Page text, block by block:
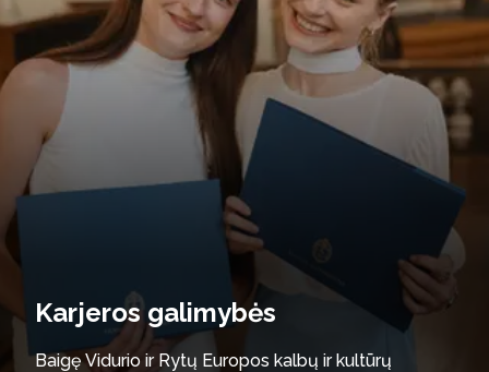
Karjeros galimybės
Baigę Vidurio ir Rytų Europos kalbų ir kultūrų